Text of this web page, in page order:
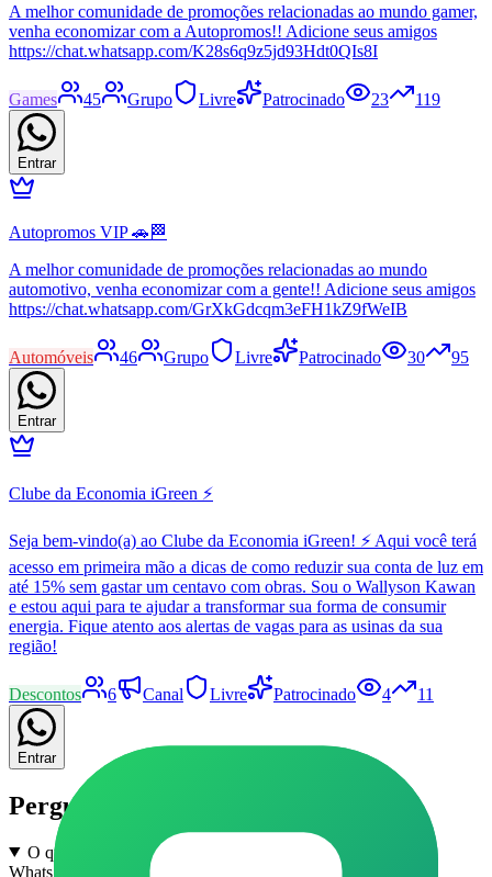
A melhor comunidade de promoções relacionadas ao mundo gamer,
venha economizar com a Autopromos!! Adicione seus amigos
https://chat.whatsapp.com/K28s6q9z5jd93Hdt0QIs8I
Games 45 Grupo Livre Patrocinado 23 119
Entrar
Autopromos VIP 🚗🏁
A melhor comunidade de promoções relacionadas ao mundo
automotivo, venha economizar com a gente!! Adicione seus amigos
https://chat.whatsapp.com/GrXkGdcqm3eFH1kZ9fWeIB
Automóveis 46 Grupo Livre Patrocinado 30 95
Entrar
Clube da Economia iGreen ⚡
Seja bem-vindo(a) ao Clube da Economia iGreen! ⚡ Aqui você terá
acesso em primeira mão a dicas de como reduzir sua conta de luz em
até 15% sem gastar um centavo com obras. Sou o Wallyson Kawan
e estou aqui para te ajudar a transformar sua forma de consumir
energia. Fique atento aos alertas de vagas para as usinas da sua
região!
Descontos 6 Canal Livre Patrocinado 4 11
Entrar
Perguntas frequentes
O que são grupos de Enem e Vestibular em Orindiúva no
WhatsApp?